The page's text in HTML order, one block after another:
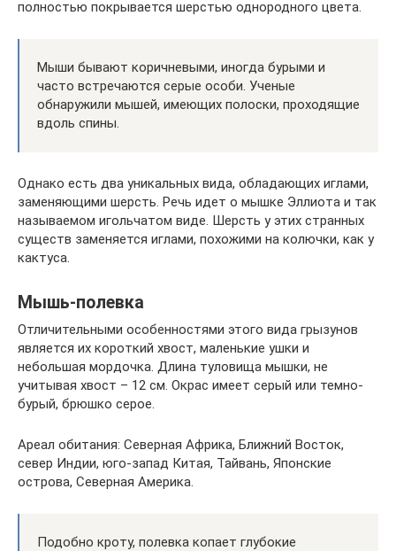
полностью покрывается шерстью однородного цвета.
Мыши бывают коричневыми, иногда бурыми и
часто встречаются серые особи. Ученые
обнаружили мышей, имеющих полоски, проходящие
вдоль спины.
Однако есть два уникальных вида, обладающих иглами,
заменяющими шерсть. Речь идет о мышке Эллиота и так
называемом игольчатом виде. Шерсть у этих странных
существ заменяется иглами, похожими на колючки, как у
кактуса.
Мышь-полевка
Отличительными особенностями этого вида грызунов
является их короткий хвост, маленькие ушки и
небольшая мордочка. Длина туловища мышки, не
учитывая хвост – 12 см. Окрас имеет серый или темно-
бурый, брюшко серое.
Ареал обитания: Северная Африка, Ближний Восток,
север Индии, юго-запад Китая, Тайвань, Японские
острова, Северная Америка.
Подобно кроту, полевка копает глубокие